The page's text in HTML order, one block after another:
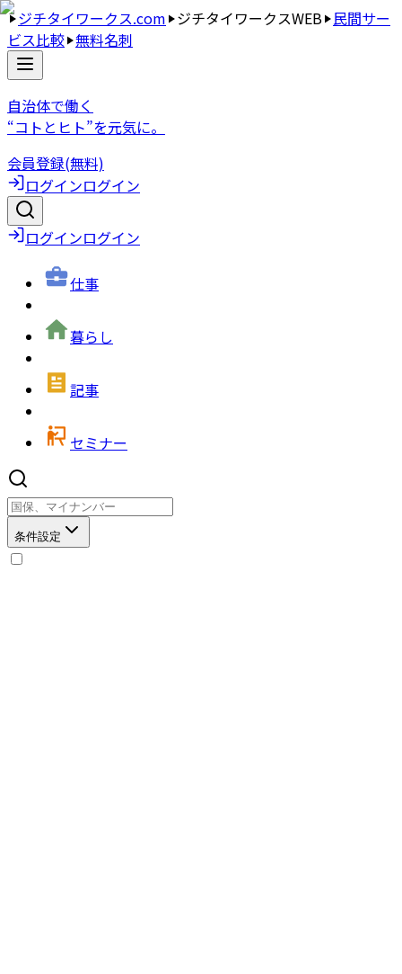
ジチタイワークス.com ジチタイワークスWEB 民間サー
ビス比較 無料名刺
自治体で働く
“コトとヒト”を元気に。
会員登録(無料)
ログインログイン
ログインログイン
仕事
暮らし
記事
セミナー
条件設定